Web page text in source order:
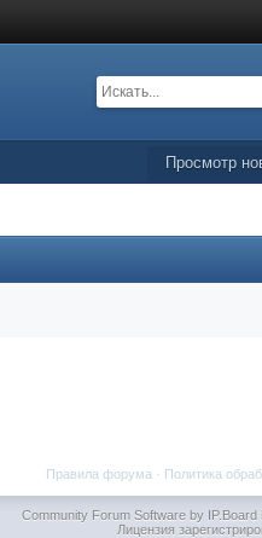
Просмотр
Политика
Правила форума ·
Community Forum Software by IP.Board
Лицензия